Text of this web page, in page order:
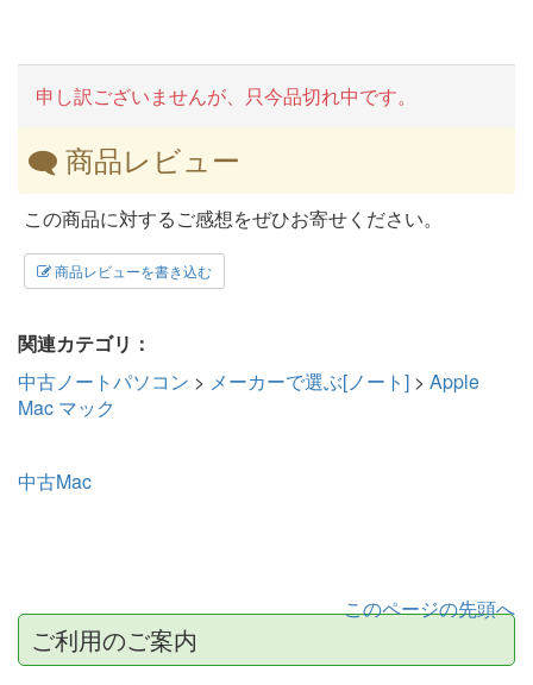
申し訳ございませんが、只今品切れ中です。
商品レビュー
この商品に対するご感想をぜひお寄せください。
商品レビューを書き込む
関連カテゴリ：
中古ノートパソコン > メーカーで選ぶ[ノート] > Apple
Mac マック
中古Mac
このページの先頭へ
ご利用のご案内